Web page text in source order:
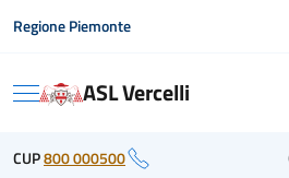
Regione Piemonte
Menu ASL Vercelli
CUP800 000500